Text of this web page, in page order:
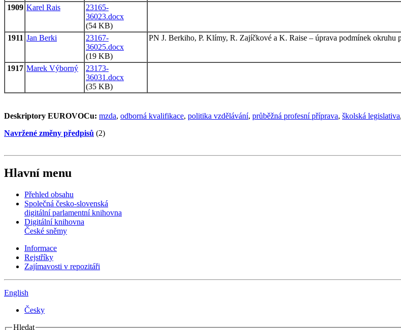
1909 Karel Rais
23165-
36023.docx
(54 KB)
1911 Jan Berki
23167-
36025.docx
(19 KB)
PN J. Berkiho, P. Klímy, R. Zajíčkové a K. Raise – úprava podmínek okruhu
1917 Marek Výborný
23173-
36031.docx
(35 KB)
Deskriptory EUROVOCu: mzda, odborná kvalifikace, politika vzdělávání, průběžná profesní příprava, školská legislativa,
Navržené změny předpisů (2)
Hlavní menu
Přehled obsahu
Společná česko-slovenská
digitální parlamentní knihovna
Digitální knihovna
České sněmy
Informace
Rejstříky
Zajímavosti v repozitáři
English
Česky
Hledat